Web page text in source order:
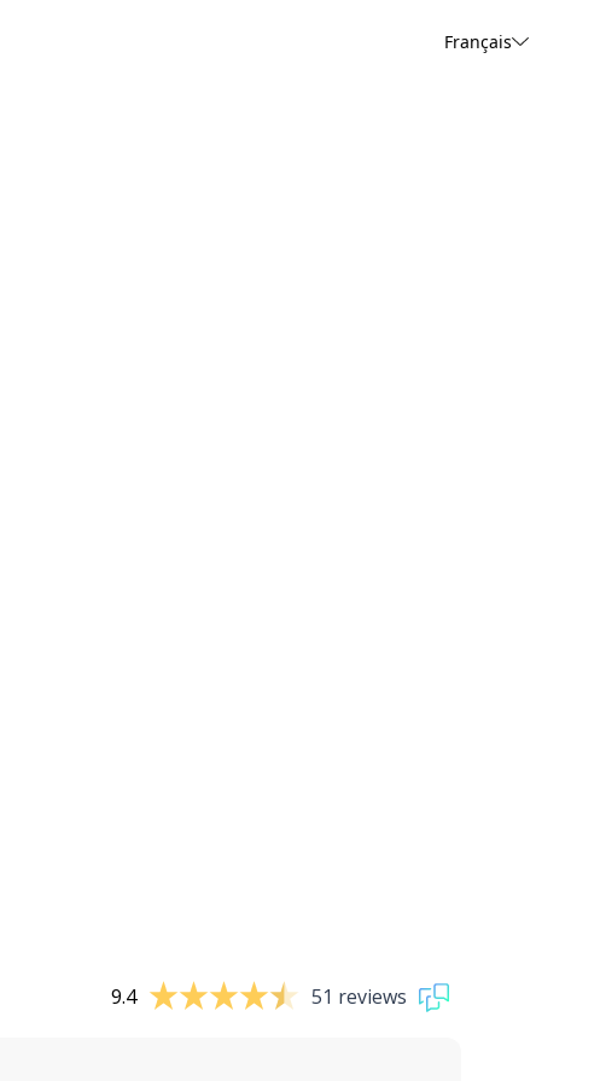
Français
9.4 51 reviews